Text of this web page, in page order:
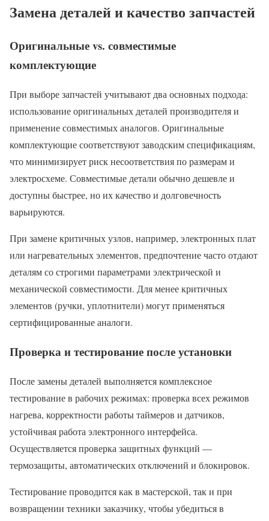
Замена деталей и качество запчастей
Оригинальные vs. совместимые
комплектующие
При выборе запчастей учитывают два основных подхода:
использование оригинальных деталей производителя и
применение совместимых аналогов. Оригинальные
комплектующие соответствуют заводским спецификациям,
что минимизирует риск несоответствия по размерам и
электросхеме. Совместимые детали обычно дешевле и
доступны быстрее, но их качество и долговечность
варьируются.
При замене критичных узлов, например, электронных плат
или нагревательных элементов, предпочтение часто отдают
деталям со строгими параметрами электрической и
механической совместимости. Для менее критичных
элементов (ручки, уплотнители) могут применяться
сертифицированные аналоги.
Проверка и тестирование после установки
После замены деталей выполняется комплексное
тестирование в рабочих режимах: проверка всех режимов
нагрева, корректности работы таймеров и датчиков,
устойчивая работа электронного интерфейса.
Осуществляется проверка защитных функций —
термозащиты, автоматических отключений и блокировок.
Тестирование проводится как в мастерской, так и при
возвращении техники заказчику, чтобы убедиться в